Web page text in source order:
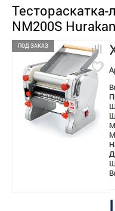
NM200S Hurakan
ПОД ЗАКАЗ